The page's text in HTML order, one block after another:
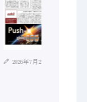
2026年7月21日